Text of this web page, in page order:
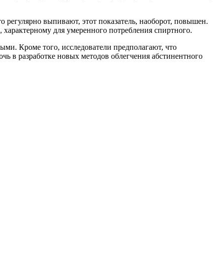
регулярно выпивают, этот показатель, наоборот, повышен.
для умеренного потребления спиртного.
Кроме того, исследователи предполагают, что
в разработке новых методов облегчения абстинентного